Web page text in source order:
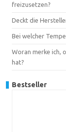
freizusetzen?
Deckt die
Bei welcher
Woran merke ich,
hat?
Bestseller